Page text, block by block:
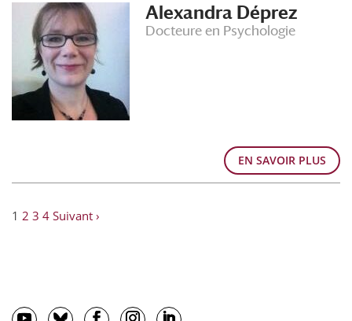
Alexandra Déprez
Docteure en Psychologie
EN SAVOIR PLUS
1 2 3 4 Suivant ›